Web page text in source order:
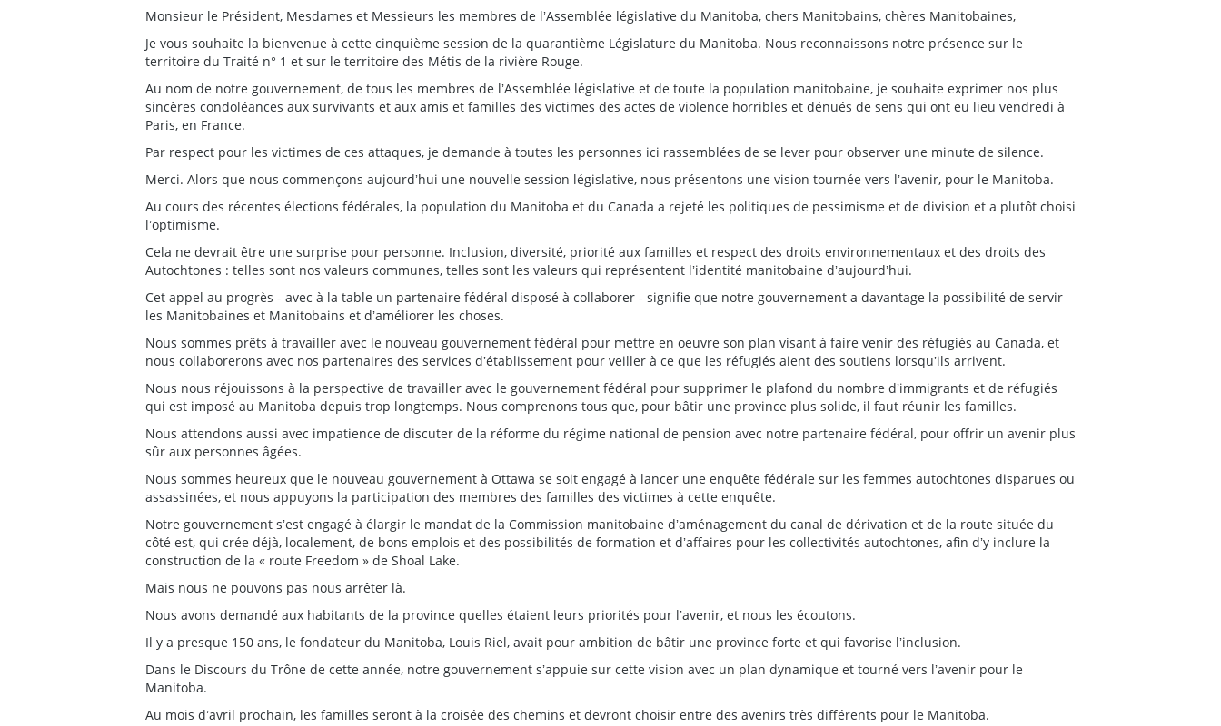
Monsieur le Président, Mesdames et Messieurs les membres de lʼAssemblée législative du Manitoba, chers Manitobains, chères Manitobaines,
Je vous souhaite la bienvenue à cette cinquième session de la quarantième Législature du Manitoba. Nous reconnaissons notre présence sur le
territoire du Traité n° 1 et sur le territoire des Métis de la rivière Rouge.
Au nom de notre gouvernement, de tous les membres de lʼAssemblée législative et de toute la population manitobaine, je souhaite exprimer nos plus
sincères condoléances aux survivants et aux amis et familles des victimes des actes de violence horribles et dénués de sens qui ont eu lieu vendredi à
Paris, en France.
Par respect pour les victimes de ces attaques, je demande à toutes les personnes ici rassemblées de se lever pour observer une minute de silence.
Merci. Alors que nous commençons aujourdʼhui une nouvelle session législative, nous présentons une vision tournée vers lʼavenir, pour le Manitoba.
Au cours des récentes élections fédérales, la population du Manitoba et du Canada a rejeté les politiques de pessimisme et de division et a plutôt choisi
lʼoptimisme.
Cela ne devrait être une surprise pour personne. Inclusion, diversité, priorité aux familles et respect des droits environnementaux et des droits des
Autochtones : telles sont nos valeurs communes, telles sont les valeurs qui représentent lʼidentité manitobaine dʼaujourdʼhui.
Cet appel au progrès - avec à la table un partenaire fédéral disposé à collaborer - signifie que notre gouvernement a davantage la possibilité de servir
les Manitobaines et Manitobains et dʼaméliorer les choses.
Nous sommes prêts à travailler avec le nouveau gouvernement fédéral pour mettre en oeuvre son plan visant à faire venir des réfugiés au Canada, et
nous collaborerons avec nos partenaires des services dʼétablissement pour veiller à ce que les réfugiés aient des soutiens lorsquʼils arrivent.
Nous nous réjouissons à la perspective de travailler avec le gouvernement fédéral pour supprimer le plafond du nombre dʼimmigrants et de réfugiés
qui est imposé au Manitoba depuis trop longtemps. Nous comprenons tous que, pour bâtir une province plus solide, il faut réunir les familles.
Nous attendons aussi avec impatience de discuter de la réforme du régime national de pension avec notre partenaire fédéral, pour offrir un avenir plus
sûr aux personnes âgées.
Nous sommes heureux que le nouveau gouvernement à Ottawa se soit engagé à lancer une enquête fédérale sur les femmes autochtones disparues ou
assassinées, et nous appuyons la participation des membres des familles des victimes à cette enquête.
Notre gouvernement sʼest engagé à élargir le mandat de la Commission manitobaine dʼaménagement du canal de dérivation et de la route située du
côté est, qui crée déjà, localement, de bons emplois et des possibilités de formation et dʼaffaires pour les collectivités autochtones, afin dʼy inclure la
construction de la « route Freedom » de Shoal Lake.
Mais nous ne pouvons pas nous arrêter là.
Nous avons demandé aux habitants de la province quelles étaient leurs priorités pour lʼavenir, et nous les écoutons.
Il y a presque 150 ans, le fondateur du Manitoba, Louis Riel, avait pour ambition de bâtir une province forte et qui favorise lʼinclusion.
Dans le Discours du Trône de cette année, notre gouvernement sʼappuie sur cette vision avec un plan dynamique et tourné vers lʼavenir pour le
Manitoba.
Au mois dʼavril prochain, les familles seront à la croisée des chemins et devront choisir entre des avenirs très différents pour le Manitoba.